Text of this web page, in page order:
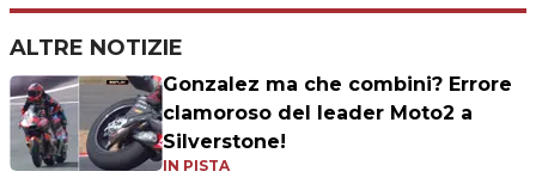
ALTRE NOTIZIE
Gonzalez ma che combini? Errore
clamoroso del leader Moto2 a
Silverstone!
IN PISTA